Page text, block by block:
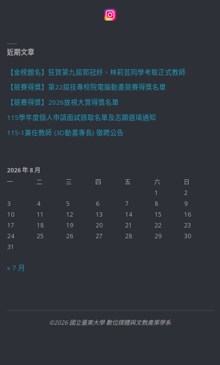
近期文章
【金榜題名】狂賀第九屆郭冠妤、林莉芸同學考取正式教師
【競賽得獎】第22屆技專校院電腦動畫競賽得獎名單
【競賽得獎】2026放視大賞得獎名單
115學年度個人申請面試錄取名單及志願選填通知
115-1兼任教師 (3D動畫專長) 徵聘公告
2026 年 8 月
一
二 三 四 五 六
日
1
2
3
4 5 6 7 8
9
10
11 12 13 14 15
16
17
18 19 20 21 22
23
24
25 26 27 28 29
30
31
« 7 月
©2026 國立臺東大學 數位媒體與文教產業學系